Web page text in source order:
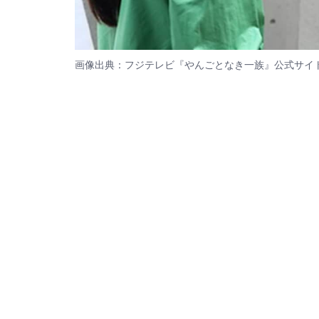
画像出典：フジテレビ『やんごとなき一族』 公式サイ